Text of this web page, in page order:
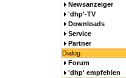
Newsanzeiger
'dhp'-TV
Downloads
Service
Partner
Dialog
Forum
'dhp' empfehlen